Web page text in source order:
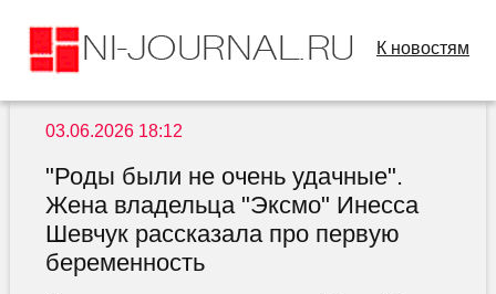
К новостям
03.06.2026 18:12
"Роды были не очень удачные".
Жена владельца "Эксмо" Инесса
Шевчук рассказала про первую
беременность